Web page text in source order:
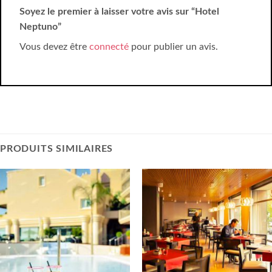
Soyez le premier à laisser votre avis sur “Hotel
Neptuno”
Vous devez être connecté pour publier un avis.
PRODUITS SIMILAIRES